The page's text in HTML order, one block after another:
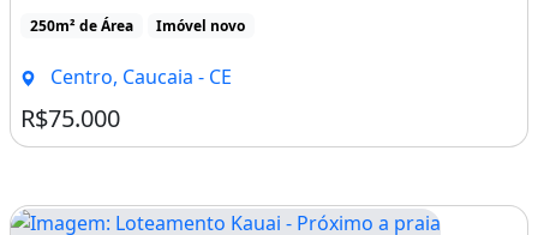
250m² de Área Imóvel novo
Centro, Caucaia - CE
R$75.000